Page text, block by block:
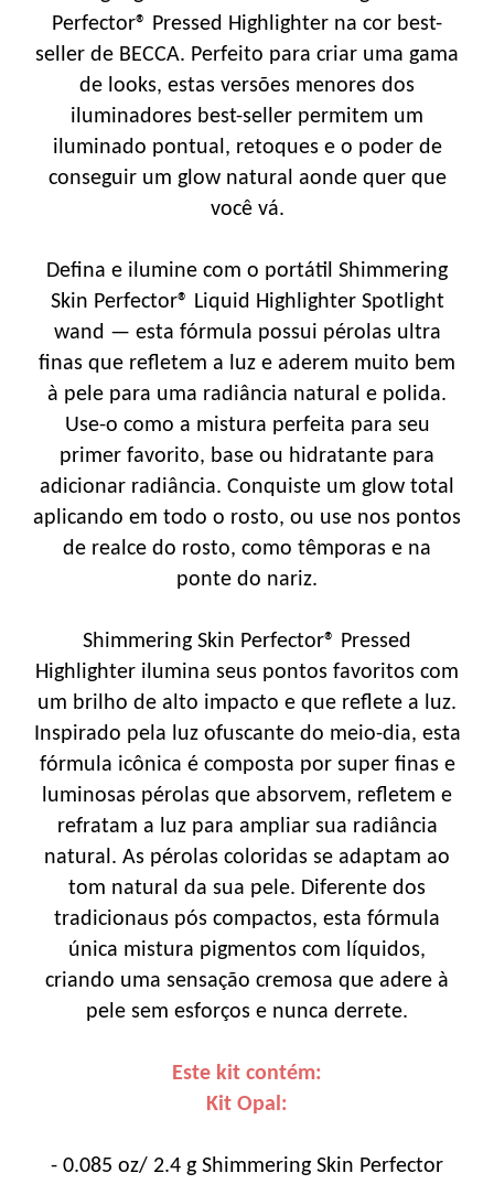
Perfector® Pressed Highlighter na cor best-
seller de BECCA. Perfeito para criar uma gama
de looks, estas versões menores dos
iluminadores best-seller permitem um
iluminado pontual, retoques e o poder de
conseguir um glow natural aonde quer que
você vá.
Defina e ilumine com o portátil Shimmering
Skin Perfector® Liquid Highlighter Spotlight
wand — esta fórmula possui pérolas ultra
finas que refletem a luz e aderem muito bem
à pele para uma radiância natural e polida.
Use-o como a mistura perfeita para seu
primer favorito, base ou hidratante para
adicionar radiância. Conquiste um glow total
aplicando em todo o rosto, ou use nos pontos
de realce do rosto, como têmporas e na
ponte do nariz.
Shimmering Skin Perfector® Pressed
Highlighter ilumina seus pontos favoritos com
um brilho de alto impacto e que reflete a luz.
Inspirado pela luz ofuscante do meio-dia, esta
fórmula icônica é composta por super finas e
luminosas pérolas que absorvem, refletem e
refratam a luz para ampliar sua radiância
natural. As pérolas coloridas se adaptam ao
tom natural da sua pele. Diferente dos
tradicionaus pós compactos, esta fórmula
única mistura pigmentos com líquidos,
criando uma sensação cremosa que adere à
pele sem esforços e nunca derrete.
Este kit contém:
Kit Opal:
- 0.085 oz/ 2.4 g Shimmering Skin Perfector